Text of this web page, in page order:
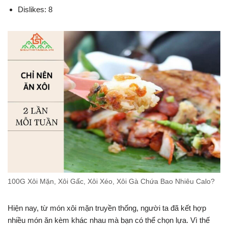
Dislikes: 8
100G Xôi Mặn, Xôi Gấc, Xôi Xéo, Xôi Gà Chứa Bao Nhiêu Calo?
Hiện nay, từ món xôi mặn truyền thống, người ta đã kết hợp
nhiều món ăn kèm khác nhau mà bạn có thể chọn lựa. Vì thế